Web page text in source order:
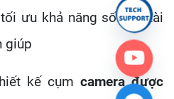
ưu khả năng số hoá tài
giúp
kế cụm camera được